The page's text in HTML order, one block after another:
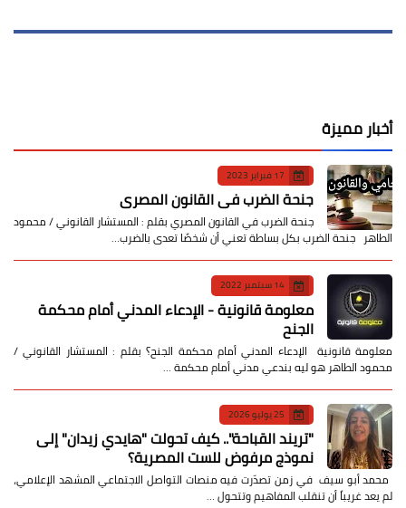
أخبار مميزة
17 فبراير 2023
جنحة الضرب في القانون المصري
جنحة الضرب في القانون المصري بقلم : المستشار القانوني / محمود
الطاهر جنحة الضرب بكل بساطة تعني أن شخصًا تعدى بالضرب…
14 سبتمبر 2022
معلومة قانونية - الإدعاء المدني أمام محكمة
الجنح
معلومة قانونية الإدعاء المدني أمام محكمة الجنح؟ بقلم : المستشار القانوني /
محمود الطاهر هو ليه بندعي مدني أمام محكمة …
25 يوليو 2026
​"تريند القباحة".. كيف تحولت "هايدي زيدان" إلى
نموذج مرفوض للست المصرية؟
​ محمد أبو سيف ​في زمن تصدّرت فيه منصات التواصل الاجتماعي المشهد الإعلامي،
لم يعد غريباً أن تنقلب المفاهيم وتتحول …